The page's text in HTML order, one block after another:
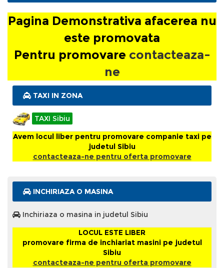
Hotel Apollo
Hermannstadt
Pagina Demonstrativa afacerea nu este
promovata
Pagina Demonstrativa afacerea nu
este promovata
Pentru promovare contacteaza-
ne
TAXI IN ZONA
TAXI Sibiu
Avem locul liber pentru promovare companie taxi pe
judetul Sibiu
contacteaza-ne pentru oferta promovare
INCHIRIAZA O MASINA
Inchiriaza o masina in judetul Sibiu
LOCUL ESTE LIBER
promovare firma de inchiariat masini pe judetul
Sibiu
contacteaza-ne pentru oferta promovare